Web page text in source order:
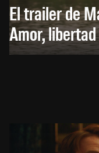
El trailer de
Amor,